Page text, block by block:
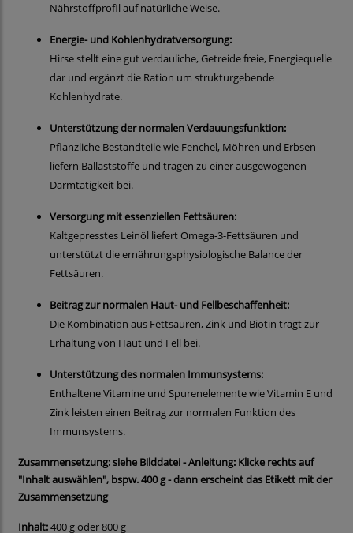
Nährstoffprofil auf natürliche Weise.
Energie- und Kohlenhydratversorgung:
Hirse stellt eine gut verdauliche, Getreide freie, Energiequelle
dar und ergänzt die Ration um strukturgebende
Kohlenhydrate.
Unterstützung der normalen Verdauungsfunktion:
Pflanzliche Bestandteile wie Fenchel, Möhren und Erbsen
liefern Ballaststoffe und tragen zu einer ausgewogenen
Darmtätigkeit bei.
Versorgung mit essenziellen Fettsäuren:
Kaltgepresstes Leinöl liefert Omega-3-Fettsäuren und
unterstützt die ernährungsphysiologische Balance der
Fettsäuren.
Beitrag zur normalen Haut- und Fellbeschaffenheit:
Die Kombination aus Fettsäuren, Zink und Biotin trägt zur
Erhaltung von Haut und Fell bei.
Unterstützung des normalen Immunsystems:
Enthaltene Vitamine und Spurenelemente wie Vitamin E und
Zink leisten einen Beitrag zur normalen Funktion des
Immunsystems.
Zusammensetzung: siehe Bilddatei - Anleitung: Klicke rechts auf
"Inhalt auswählen", bspw. 400 g - dann erscheint das Etikett mit der
Zusammensetzung
Inhalt:400 g oder 800 g